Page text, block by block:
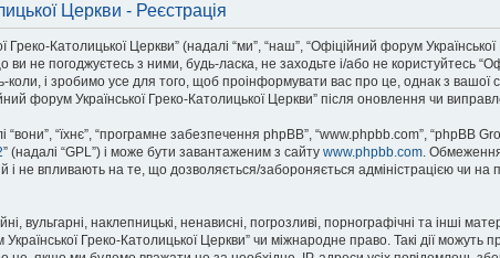
Церкви - Реєстрація
Католицької Церкви” (надалі “ми”, “наш”, “Офіційний форум
не погоджуєтесь з ними, будь-ласка, не заходьте і/або не користуйтесь
і зробимо усе для того, щоб проінформувати вас про це, однак з вашої
форум Української Греко-Католицької Церкви” після оновлення чи
“їхнє”, “програмне забезпечення phpBB”, “www.phpbb.com”, “phpBB
” (надалі “GPL”) і може бути завантаженим з сайту www.phpbb.com.
і не впливають на те, що дозволяється/забороняється адміністрацією чи
вульгарні, наклепницькі, ненависні, погрозливі, порнографічні та інші
Греко-Католицької Церкви” чи міжнародне право. Такі дії можуть